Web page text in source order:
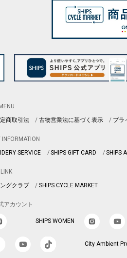
商取引法 古物営業法に基づく表示 プラ
SERVICE SHIPS GIFT CARD SHIPS
LINK
グクラブ SHIPS CYCLE MARKET
アカウント
SHIPS WOMEN
City Ambient